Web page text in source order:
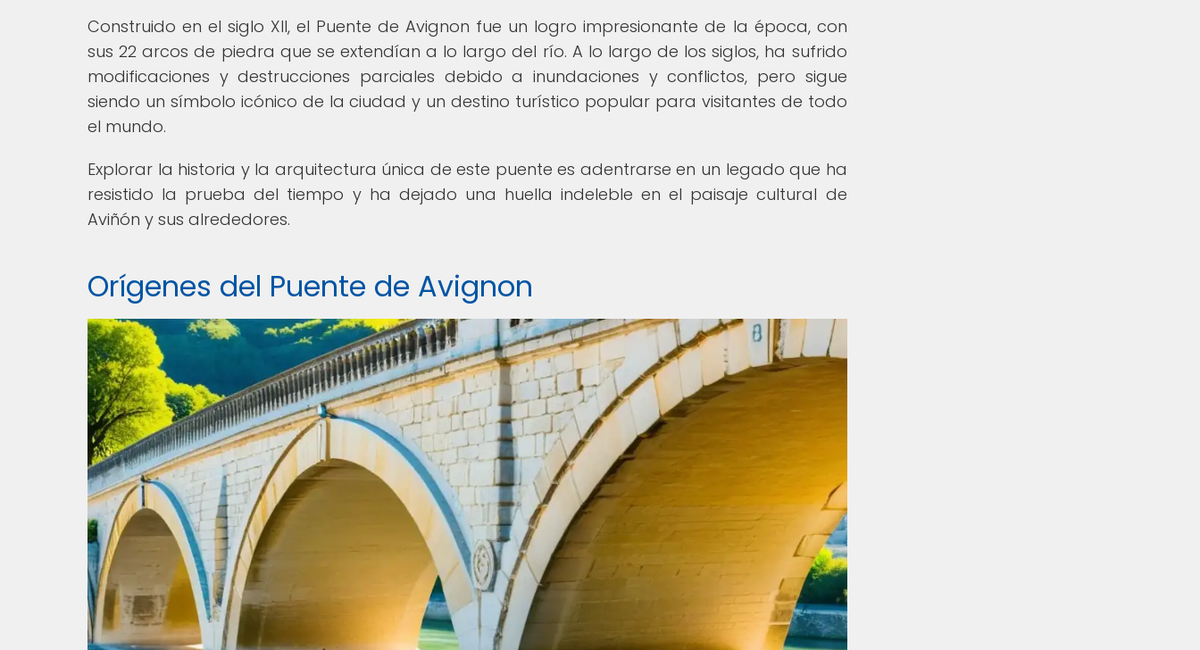
Construido en el siglo XII, el Puente de Avignon fue un logro impresionante de la época, con
sus 22 arcos de piedra que se extendían a lo largo del río. A lo largo de los siglos, ha sufrido
modificaciones y destrucciones parciales debido a inundaciones y conflictos, pero sigue
siendo un símbolo icónico de la ciudad y un destino turístico popular para visitantes de todo
el mundo.
Explorar la historia y la arquitectura única de este puente es adentrarse en un legado que ha
resistido la prueba del tiempo y ha dejado una huella indeleble en el paisaje cultural de
Aviñón y sus alrededores.
Orígenes del Puente de Avignon